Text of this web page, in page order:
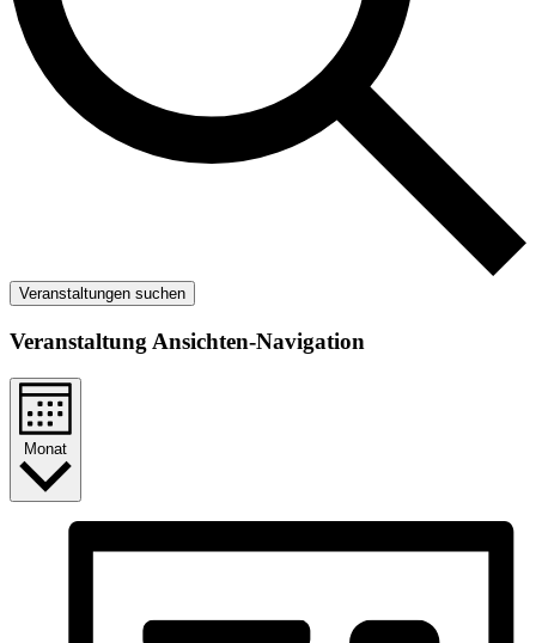
Veranstaltungen suchen
Veranstaltung Ansichten-Navigation
Monat